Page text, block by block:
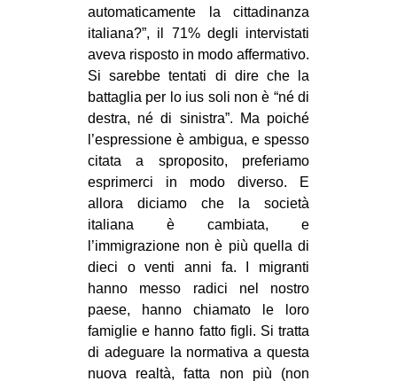
automaticamente la cittadinanza
italiana?”, il 71% degli intervistati
aveva risposto in modo affermativo.
Si sarebbe tentati di dire che la
battaglia per lo ius soli non è “né di
destra, né di sinistra”. Ma poiché
l’espressione è ambigua, e spesso
citata a sproposito, preferiamo
esprimerci in modo diverso. E
allora diciamo che la società
italiana è cambiata, e
l’immigrazione non è più quella di
dieci o venti anni fa. I migranti
hanno messo radici nel nostro
paese, hanno chiamato le loro
famiglie e hanno fatto figli. Si tratta
di adeguare la normativa a questa
nuova realtà, fatta non più (non